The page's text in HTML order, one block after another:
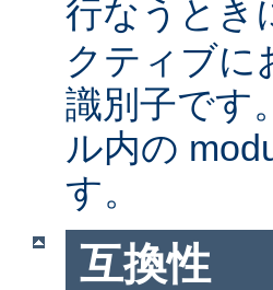
行なうとき
クティブに
識別子です
ル内の
す。
互換性